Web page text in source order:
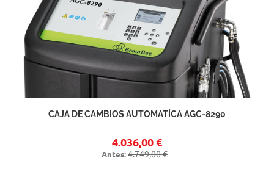
CAJA DE CAMBIOS AUTOMATÍCA AGC-8290
4.036,00 €
Antes:4.749,00 €